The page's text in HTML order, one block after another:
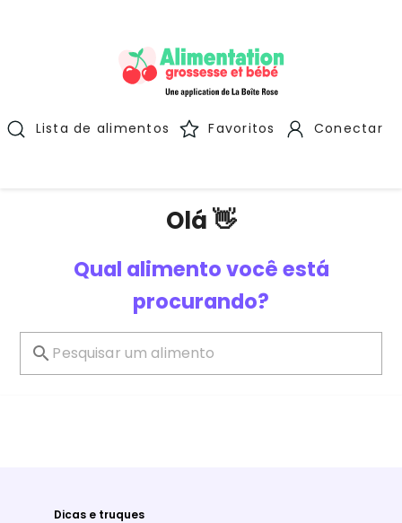
Lista de alimentos Favoritos Conectar
Olá 👋
Qual alimento você está
procurando?
Dicas e truques